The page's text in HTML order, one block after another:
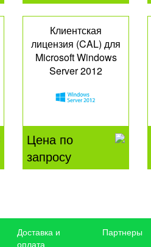
Клиентская
лицензия (CAL) для
Microsoft Windows
Server 2012
Цена по
запросу
Доставка и
оплата
Партнеры